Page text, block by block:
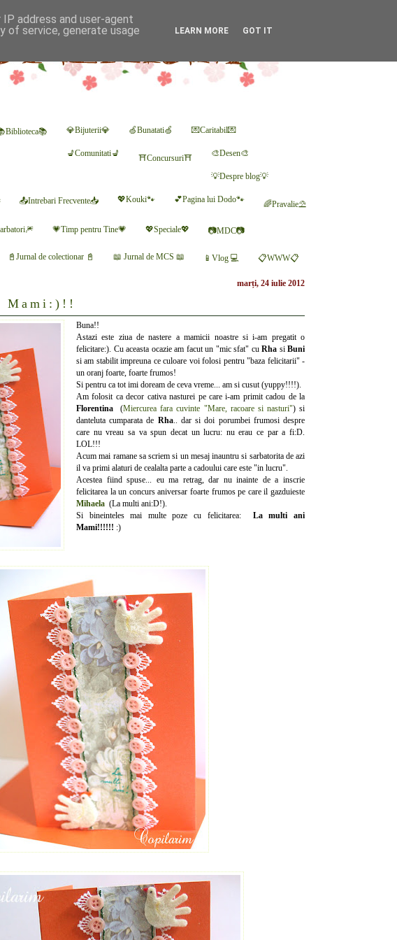
💎Bijuterii💎 🍏Bunatati🍏 💌Caritabil💌
💺Comunitati💺 ⛩Concursuri⛩ 🎨Desen🎨
💡Despre blog💡
📤Intrebari Frecvente📥 💖Kouki🐾 💕Pagina lui Dodo🐾 🌈Pravalie⛱
💗Timp pentru Tine💗 💖Speciale💖 📷MDC📷
📓Jurnal de colectionar 📓 📖 Jurnal de MCS 📖 📱Vlog 💻 📋WWW📋
marți, 24 iulie 2012
Mami:)!!
Buna!!
Astazi este ziua de nastere a mamicii noastre si i-am pregatit o
felicitare:). Cu aceasta ocazie am facut un "mic sfat" cu Rha si Buni
si am stabilit impreuna ce culoare voi folosi pentru "baza felicitarii" -
un oranj foarte, foarte frumos!
Si pentru ca tot imi doream de ceva vreme... am si cusut (yuppy!!!!).
Am folosit ca decor cativa nasturei pe care i-am primit cadou de la
Florentina(Miercurea fara cuvinte "Mare, racoare si nasturi") si
danteluta cumparata de Rha.. dar si doi porumbei frumosi despre
care nu vreau sa va spun decat un lucru: nu erau ce par a fi:D.
LOL!!!
Acum mai ramane sa scriem si un mesaj inauntru si sarbatorita de azi
il va primi alaturi de cealalta parte a cadoului care este "in lucru".
Acestea fiind spuse... eu ma retrag, dar nu inainte de a inscrie
felicitarea la un concurs aniversar foarte frumos pe care il gazduieste
Mihaela (La multi ani:D!).
Si bineinteles mai multe poze cu felicitarea: La multi ani
Mami!!!!!! :)
address and user-agent
of service, generate usage
LEARN MORE GOT IT